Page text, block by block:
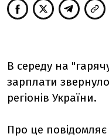
В середу на
зарплати
регіонів України.
Про це повідомляє